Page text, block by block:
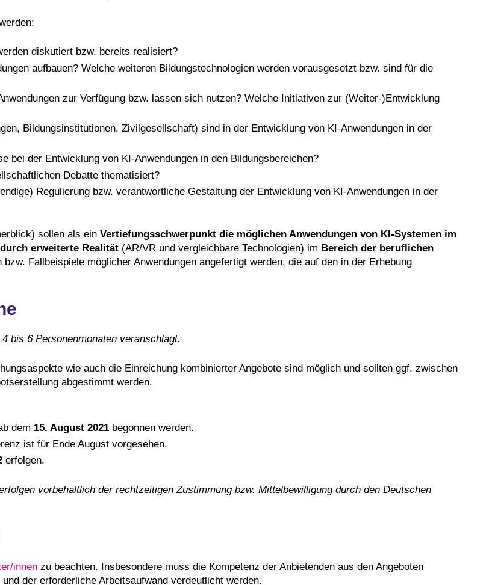
diskutiert bzw. bereits realisiert?
aufbauen? Welche weiteren Bildungstechnologien werden vorausgesetzt bzw. sind für die
zur Verfügung bzw. lassen sich nutzen? Welche Initiativen zur (Weiter-)Entwicklung
Bildungsinstitutionen, Zivilgesellschaft) sind in der Entwicklung von KI-Anwendungen in der
bei der Entwicklung von KI-Anwendungen in den Bildungsbereichen?
Debatte thematisiert?
Regulierung bzw. verantwortliche Gestaltung der Entwicklung von KI-Anwendungen in der
sollen als ein Vertiefungsschwerpunkt die möglichen Anwendungen von KI-Systemen im
erweiterte Realität (AR/VR und vergleichbare Technologien) im Bereich der beruflichen
Fallbeispiele möglicher Anwendungen angefertigt werden, die auf den in der Erhebung
bis 6 Personenmonaten veranschlagt.
wie auch die Einreichung kombinierter Angebote sind möglich und sollten ggf. zwischen
abgestimmt werden.
dem 15. August 2021begonnen werden.
ist für Ende August vorgesehen.
erfolgen.
vorbehaltlich der rechtzeitigen Zustimmung bzw. Mittelbewilligung durch den Deutschen
innen zu beachten. Insbesondere muss die Kompetenz der Anbietenden aus den Angeboten
der erforderliche Arbeitsaufwand verdeutlicht werden.